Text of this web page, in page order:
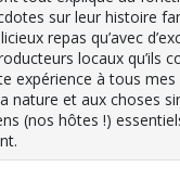
sur leur histoire
repas qu’avec
locaux qu’ils
expérience à tous mes
nature et aux choses
(nos hôtes !)